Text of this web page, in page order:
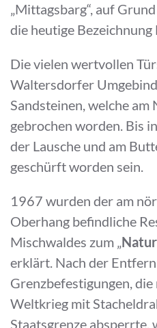
„Mittagsbarg“, auf
die heutige Bezeichnung
Die vielen wertvollen
Waltersdorfer
Sandsteinen, welche am
gebrochen worden. Bis
der Lausche und am
geschürft worden sein.
1967 wurden der am
Oberhang befindliche
Mischwaldes zum „
erklärt. Nach der
Grenzbefestigungen,
Weltkrieg mit
Staatsgrenze absperrte,